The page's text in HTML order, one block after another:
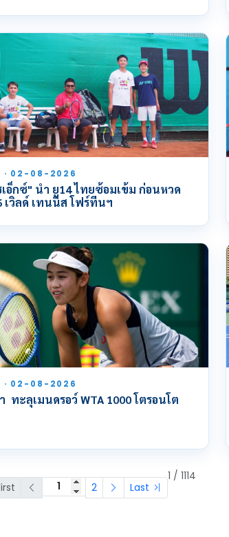
· 02-08-2026
อ็กซ์" นำ ยู14 ไทยซ้อมเข้ม ก่อนหวด
เวิลด์ เทนนิส โฟร์ทีนฯ
· 02-08-2026
ทะลุเมนดรอว์ WTA 1000 โตรอนโต
2 Last
1 / 1114